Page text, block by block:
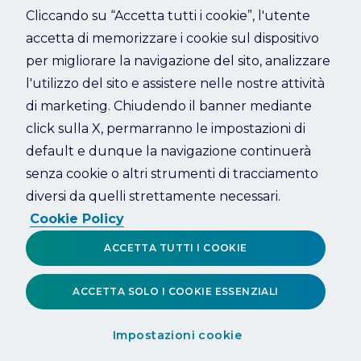
Refresh
Cliccando su “Accetta tutti i cookie”, l'utente
accetta di memorizzare i cookie sul dispositivo
per migliorare la navigazione del sito, analizzare
l'utilizzo del sito e assistere nelle nostre attività
di marketing. Chiudendo il banner mediante
click sulla X, permarranno le impostazioni di
default e dunque la navigazione continuerà
senza cookie o altri strumenti di tracciamento
diversi da quelli strettamente necessari.
Cookie Policy
Impostazioni cookie
ACCETTA SOLO I COOKIE ESSENZIALI
ACCETTA TUTTI I COOKIE